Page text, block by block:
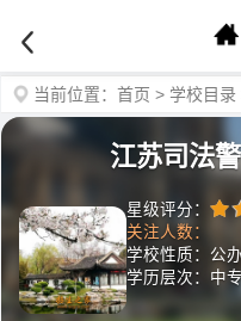
当前位置： 首页 > 学校目录
江苏司法
星级评分：
关注人数：
学校性质：公办
学历层次：中